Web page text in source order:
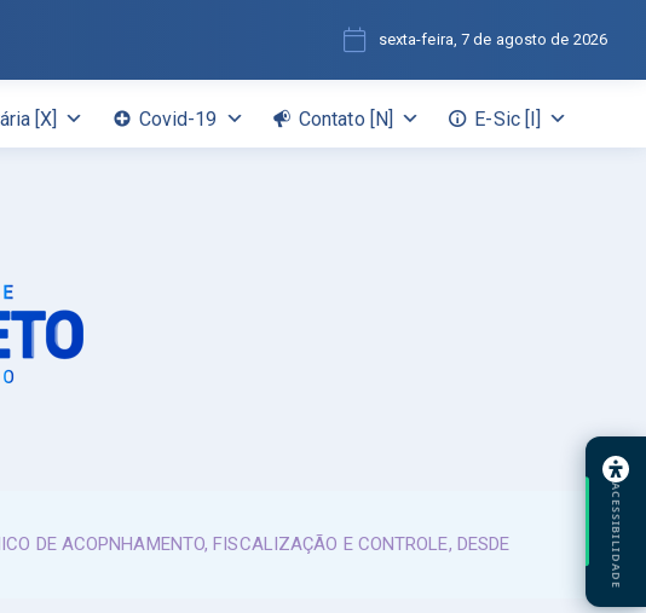
[X] Covid-19 Contato [N] E-Sic [I]
sexta-feira, 7 de agosto de 2026
DE ACOPNHAMENTO, FISCALIZAÇÃO E CONTROLE, DESDE
ACESSIBILIDADE